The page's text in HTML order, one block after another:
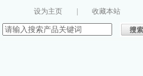
设为主页 收藏本站